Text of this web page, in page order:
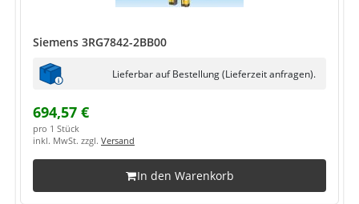
Siemens 3RG7842-2BB00
Lieferbar auf Bestellung (Lieferzeit anfragen).
694,57 €
pro 1 Stück
inkl. MwSt. zzgl. Versand
In den Warenkorb